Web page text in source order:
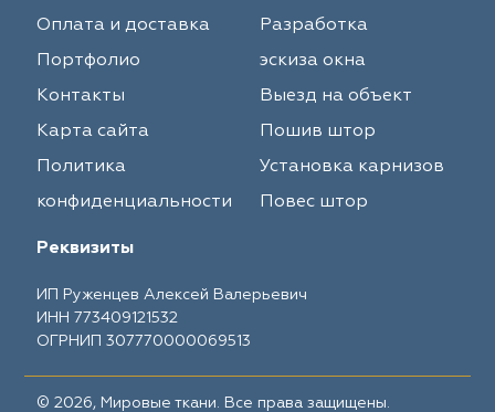
Оплата и доставка
Портфолио
Контакты
Карта сайта
Политика
конфиденциальности
Разработка
эскиза окна
Выезд на объект
Пошив штор
Установка карнизов
Повес штор
Реквизиты
ИП Руженцев Алексей Валерьевич
ИНН 773409121532
ОГРНИП 307770000069513
© 2026, Мировые ткани. Все права защищены.